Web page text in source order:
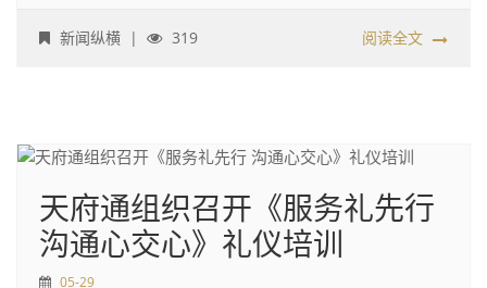
新闻纵横 | 319 阅读全文
天府通组织召开《服务礼先行
沟通心交心》礼仪培训
05-29